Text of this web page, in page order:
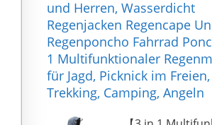
Wir werden
von 24 Stunden
hilfreiche
bieten!
Wandern,
Camping,
und so weiter.
im Rucksack als
zu tragen oder in
werden kann.
beiden Seiten
Regenmantels
3 Ösen für die
Installation des
Sonnenschutzes
verwendet
und Herren, Wasserdicht
Regenjacken Regencape
Regenponcho Fahrrad
1 Multifunktionaler
für Jagd, Picknick im Freien,
Trekking, Camping, Angeln